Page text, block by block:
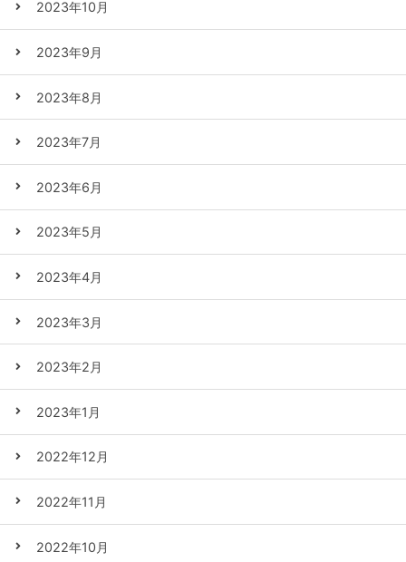
2023年10月
2023年9月
2023年8月
2023年7月
2023年6月
2023年5月
2023年4月
2023年3月
2023年2月
2023年1月
2022年12月
2022年11月
2022年10月